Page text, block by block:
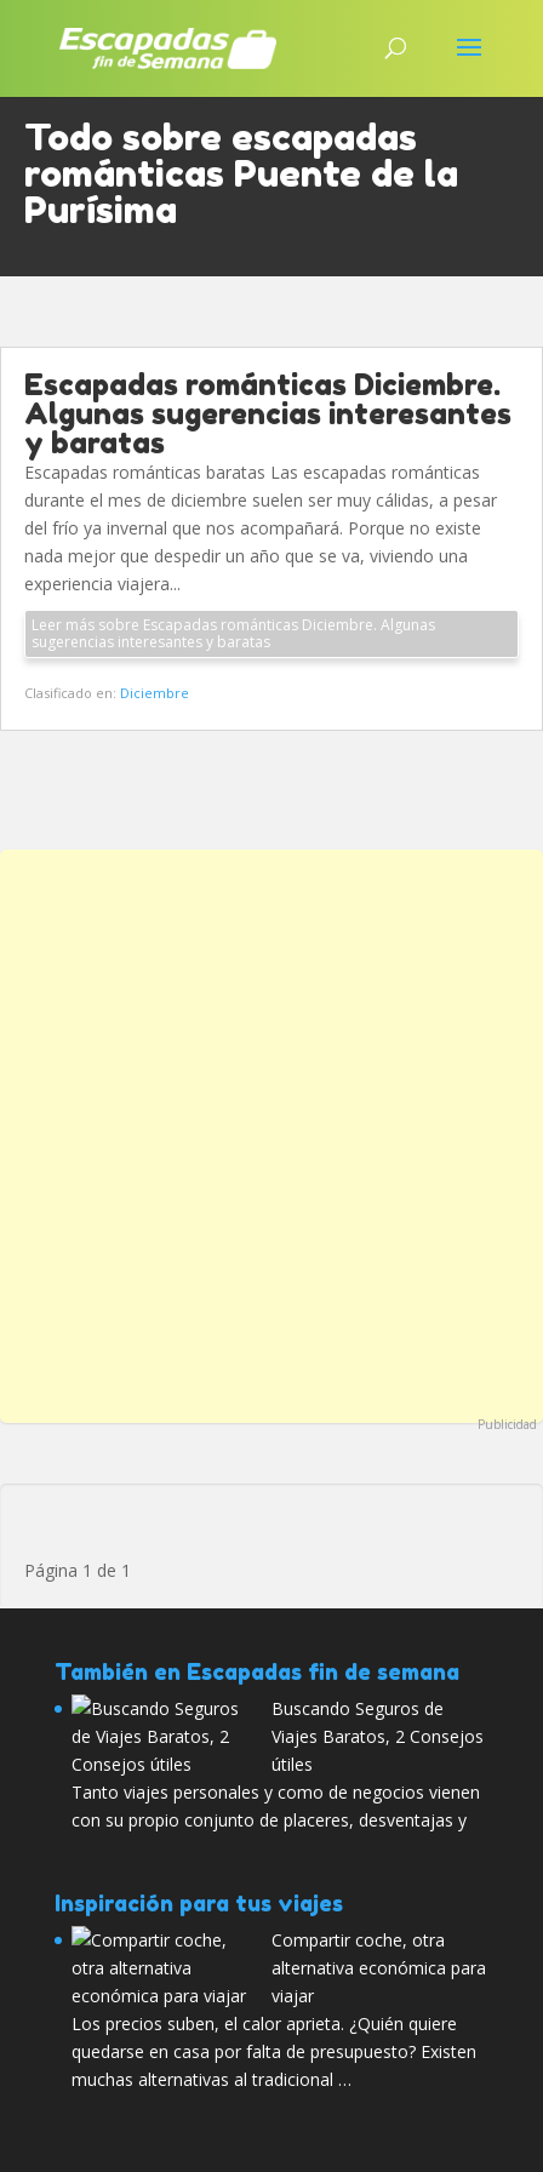
Todo sobre escapadas
románticas Puente de la
Purísima
Escapadas románticas Diciembre.
Algunas sugerencias interesantes
y baratas
Escapadas románticas baratas Las escapadas románticas
durante el mes de diciembre suelen ser muy cálidas, a pesar
del frío ya invernal que nos acompañará. Porque no existe
nada mejor que despedir un año que se va, viviendo una
experiencia viajera...
Leer más sobre Escapadas románticas Diciembre. Algunas
sugerencias interesantes y baratas
Clasificado en: Diciembre
Publicidad
Página 1 de 1
También en Escapadas fin de semana
Buscando Seguros de
Viajes Baratos, 2 Consejos
útiles
Tanto viajes personales y como de negocios vienen
con su propio conjunto de placeres, desventajas y
Inspiración para tus viajes
Compartir coche, otra
alternativa económica para
viajar
Los precios suben, el calor aprieta. ¿Quién quiere
quedarse en casa por falta de presupuesto? Existen
muchas alternativas al tradicional …